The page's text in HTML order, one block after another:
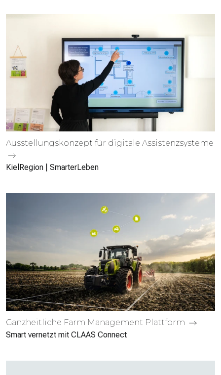
Ausstellungs­konzept für digitale Assistenz­systeme
KielRegion | SmarterLeben
Ganzheitliche Farm Manage­ment Platt­form
Smart vernetzt mit CLAAS Connect